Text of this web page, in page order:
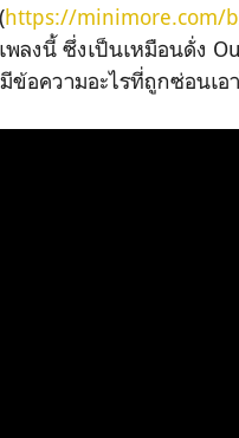
https://minimore.com/
ลงนี้ ซึ่งเป็นเหมือนดั่ง
ข้อความอะไรที่ถูกซ่อนเ